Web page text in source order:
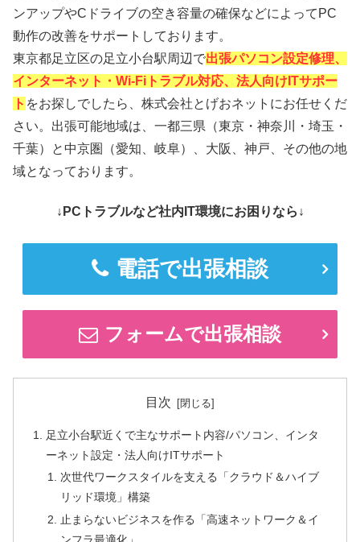
ンアップやCドライブの空き容量の確保などによってPC
動作の改善をサポートしております。
東京都足立区の足立小台駅周辺で出張パソコン設定修理、
インターネット・Wi-Fiトラブル対応、法人向けITサポー
ト をお探しでしたら、株式会社とげおネットにお任せくだ
さい。出張可能地域は、一都三県（東京・神奈川・埼玉・
千葉）と中京圏（愛知、岐阜）、大阪、神戸、その他の地
域となっております。
↓PCトラブルなど社内IT環境にお困りなら↓
電話で出張相談
フォームで出張相談
目次
足立小台駅近くで主なサポート内容/パソコン、インタ
ーネット設定・法人向けITサポート
次世代ワークスタイルを支える「クラウド＆ハイブ
リッド環境」構築
止まらないビジネスを作る「高速ネットワーク＆イ